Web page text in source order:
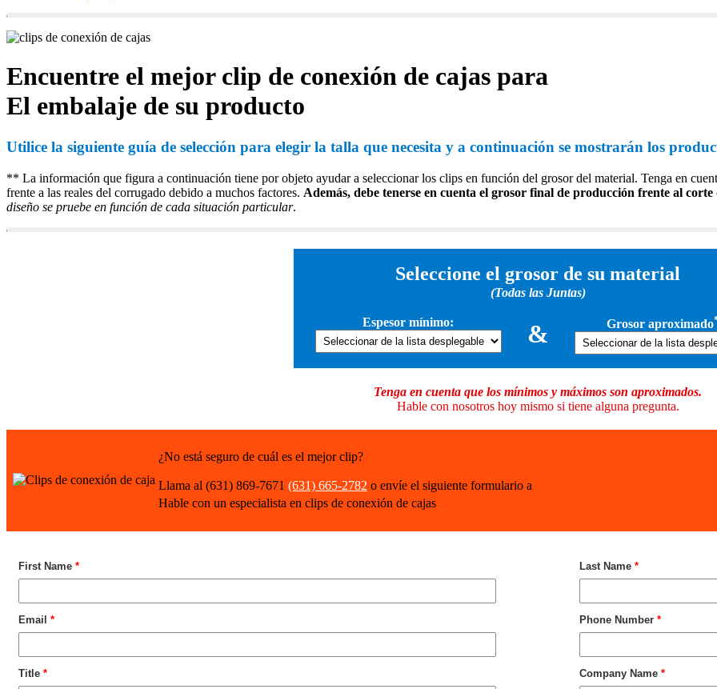
Encuentre el mejor clip de conexión de cajas para
El embalaje de su producto
Utilice la siguiente guía de selección para elegir la talla que necesita y a continuación se mostrarán los
** La información que figura a continuación tiene por objeto ayudar a seleccionar los clips en función del grosor del material. Tenga en
frente a las reales del corrugado debido a muchos factores. Además, debe tenerse en cuenta el grosor final de producción frente al
diseño se pruebe en función de cada situación particular.
Seleccione el grosor de su material
(Todas las Juntas)
Espesor mínimo: & Grosor aproximado
Tenga en cuenta que los mínimos y máximos son aproximados.
Hable con nosotros hoy mismo si tiene alguna pregunta.
¿No está seguro de cuál es el mejor clip?
Llama al (631) 869-7671 (631) 665-2782 o envíe el siguiente formulario a
Hable con un especialista en clips de conexión de cajas